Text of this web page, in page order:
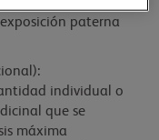
paterna
individual o
que se
máxima